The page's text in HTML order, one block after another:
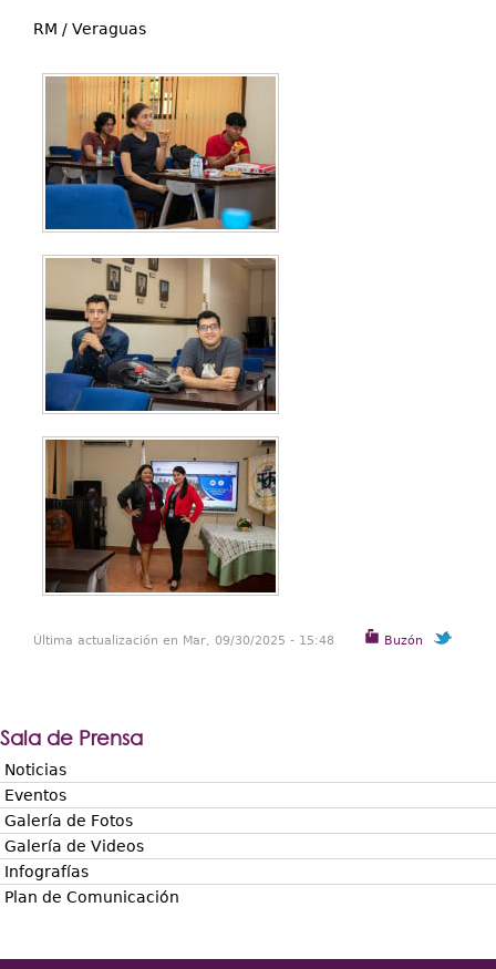
RM / Veraguas
Buzón
Última actualización en Mar, 09/30/2025 - 15:48
Sala de Prensa
Noticias
Eventos
Galería de Fotos
Galería de Videos
Infografías
Plan de Comunicación